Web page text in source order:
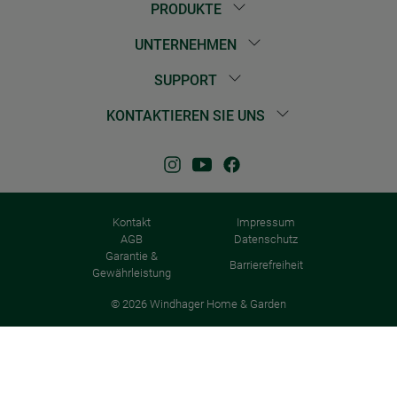
PRODUKTE
UNTERNEHMEN
SUPPORT
KONTAKTIEREN SIE UNS
Kontakt
Impressum
AGB
Datenschutz
Garantie &
Gewährleistung
Barrierefreiheit
© 2026 Windhager Home & Garden